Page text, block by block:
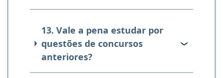
13. Vale a pena estudar por
questões de concursos
anteriores?